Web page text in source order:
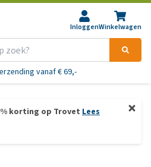
InloggenWinkelwagen
vanaf € 69,-
korting op Trovet Lees